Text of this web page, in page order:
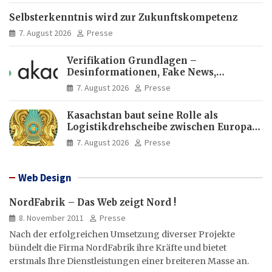
Selbsterkenntnis wird zur Zukunftskompetenz
7. August 2026 Presse
Verifikation Grundlagen –
Desinformationen, Fake News,
manipulierte Inhalte | dpa-Akademie
7. August 2026 Presse
Kasachstan baut seine Rolle als
Logistikdrehscheibe zwischen Europa
und Asien aus
7. August 2026 Presse
Web Design
NordFabrik – Das Web zeigt Nord !
8. November 2011
Presse
Nach der erfolgreichen Umsetzung diverser Projekte
bündelt die Firma NordFabrik ihre Kräfte und bietet
erstmals Ihre Dienstleistungen einer breiteren Masse an.